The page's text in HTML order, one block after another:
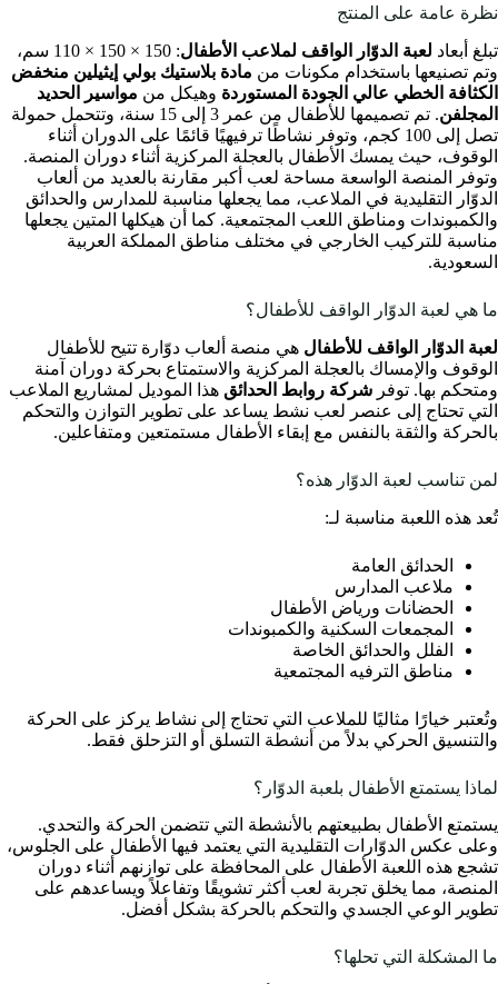
نظرة عامة على المنتج
تبلغ أبعاد لعبة الدوّار الواقف لملاعب الأطفال
: 150 × 150 × 110 سم،
وتم تصنيعها باستخدام مكونات من مادة بلاستيك بولي إيثيلين منخفض
الكثافة الخطي عالي الجودة المستوردة وهيكل من مواسير الحديد
المجلفن
. تم تصميمها للأطفال من عمر 3 إلى 15 سنة، وتتحمل حمولة
تصل إلى 100 كجم، وتوفر نشاطًا ترفيهيًا قائمًا على الدوران أثناء
الوقوف، حيث يمسك الأطفال بالعجلة المركزية أثناء دوران المنصة.
وتوفر المنصة الواسعة مساحة لعب أكبر مقارنة بالعديد من ألعاب
الدوّار التقليدية في الملاعب، مما يجعلها مناسبة للمدارس والحدائق
والكمبوندات ومناطق اللعب المجتمعية. كما أن هيكلها المتين يجعلها
مناسبة للتركيب الخارجي في مختلف مناطق المملكة العربية
السعودية.
ما هي لعبة الدوّار الواقف للأطفال؟
لعبة الدوّار الواقف للأطفال هي منصة ألعاب دوّارة تتيح للأطفال
الوقوف والإمساك بالعجلة المركزية والاستمتاع بحركة دوران آمنة
ومتحكم بها. توفر شركة روابط الحدائق هذا الموديل لمشاريع الملاعب
التي تحتاج إلى عنصر لعب نشط يساعد على تطوير التوازن والتحكم
بالحركة والثقة بالنفس مع إبقاء الأطفال مستمتعين ومتفاعلين.
لمن تناسب لعبة الدوّار هذه؟
تُعد هذه اللعبة مناسبة لـ:
الحدائق العامة
ملاعب المدارس
الحضانات ورياض الأطفال
المجمعات السكنية والكمبوندات
الفلل والحدائق الخاصة
مناطق الترفيه المجتمعية
وتُعتبر خيارًا مثاليًا للملاعب التي تحتاج إلى نشاط يركز على الحركة
والتنسيق الحركي بدلاً من أنشطة التسلق أو التزحلق فقط.
لماذا يستمتع الأطفال بلعبة الدوّار؟
يستمتع الأطفال بطبيعتهم بالأنشطة التي تتضمن الحركة والتحدي.
وعلى عكس الدوّارات التقليدية التي يعتمد فيها الأطفال على الجلوس،
تشجع هذه اللعبة الأطفال على المحافظة على توازنهم أثناء دوران
المنصة، مما يخلق تجربة لعب أكثر تشويقًا وتفاعلاً ويساعدهم على
تطوير الوعي الجسدي والتحكم بالحركة بشكل أفضل.
ما المشكلة التي تحلها؟